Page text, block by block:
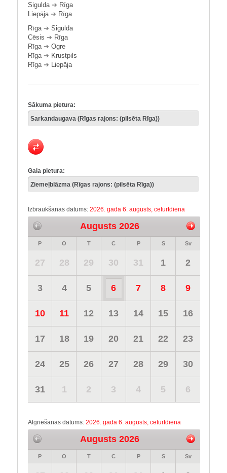
Sigulda➔ Rīga
Liepāja➔ Rīga
Rīga➔ Sigulda
Cēsis ➔ Rīga
Rīga➔ Ogre
Rīga➔ Krustpils
Rīga➔ Liepāja
Sākuma pietura:
Gala pietura:
Izbraukšanas datums: 2026. gada 6. augusts, ceturtdiena
Augusts 2026
P O T C P S Sv
27 28 29 30 31 1 2
3 4 5 6 7 8 9
10 11 12 13 14 15 16
17 18 19 20 21 22 23
24 25 26 27 28 29 30
31 1 2 3 4 5 6
Atgriešanās datums: 2026. gada 6. augusts, ceturtdiena
Augusts 2026
P O T C P S Sv